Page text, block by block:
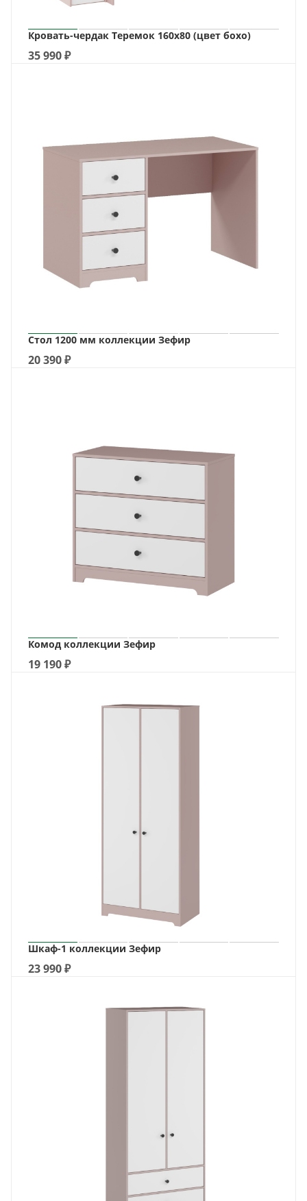
Кровать-чердак Теремок 160х80 (цвет бохо)
35 990₽
Стол 1200 мм коллекции Зефир
20 390₽
Комод коллекции Зефир
19 190₽
Шкаф-1 коллекции Зефир
23 990₽